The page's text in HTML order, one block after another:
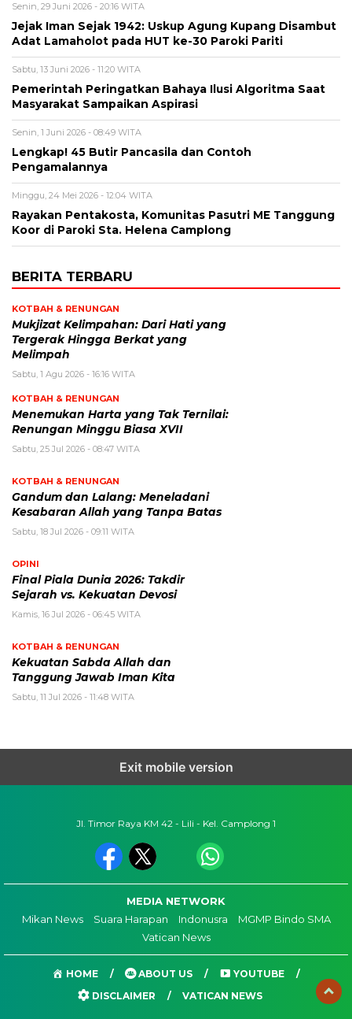
Senin, 29 Juni 2026 - 20:16 WITA
Jejak Iman Sejak 1942: Uskup Agung Kupang Disambut
Adat Lamaholot pada HUT ke-30 Paroki Pariti
Sabtu, 13 Juni 2026 - 11:20 WITA
Pemerintah Peringatkan Bahaya Ilusi Algoritma Saat
Masyarakat Sampaikan Aspirasi
Senin, 1 Juni 2026 - 08:49 WITA
Lengkap! 45 Butir Pancasila dan Contoh
Pengamalannya
Minggu, 24 Mei 2026 - 12:04 WITA
Rayakan Pentakosta, Komunitas Pasutri ME Tanggung
Koor di Paroki Sta. Helena Camplong
BERITA TERBARU
KOTBAH & RENUNGAN
Mukjizat Kelimpahan: Dari Hati yang
Tergerak Hingga Berkat yang
Melimpah
Sabtu, 1 Agu 2026 - 16:16 WITA
KOTBAH & RENUNGAN
Menemukan Harta yang Tak Ternilai:
Renungan Minggu Biasa XVII
Sabtu, 25 Jul 2026 - 08:47 WITA
KOTBAH & RENUNGAN
Gandum dan Lalang: Meneladani
Kesabaran Allah yang Tanpa Batas
Sabtu, 18 Jul 2026 - 09:11 WITA
OPINI
Final Piala Dunia 2026: Takdir
Sejarah vs. Kekuatan Devosi
Kamis, 16 Jul 2026 - 06:45 WITA
KOTBAH & RENUNGAN
Kekuatan Sabda Allah dan
Tanggung Jawab Iman Kita
Sabtu, 11 Jul 2026 - 11:48 WITA
Exit mobile version
Jl. Timor Raya KM 42 - Lili - Kel. Camplong 1
MEDIA NETWORK
Mikan News
Suara Harapan Indonusra
MGMP Bindo SMA
Vatican News
HOME ABOUT US
YOUTUBE
DISCLAIMER
VATICAN NEWS